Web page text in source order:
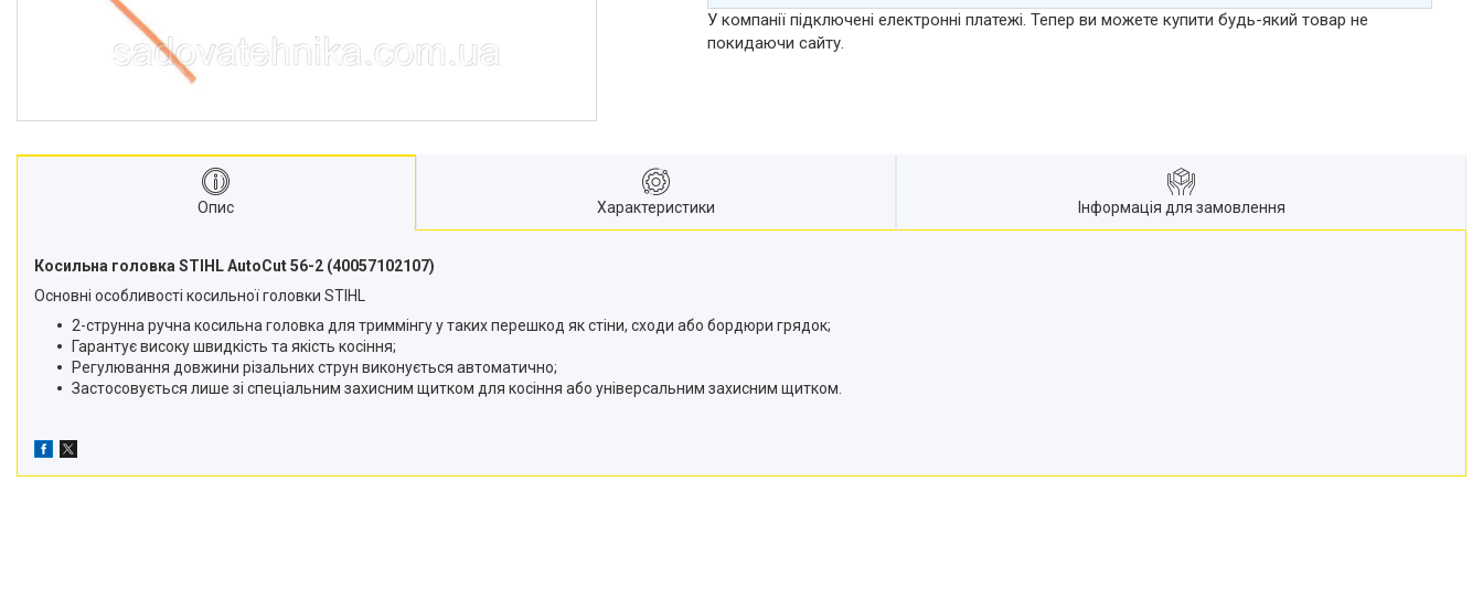
Мийки високого тискуху
Віброплити
Подрібнювачі гілок
Аксесуари
У компанії підключені електронні платежі. Тепер ви можете купити будь-який товар не
покидаючи сайту.
Опис Характеристики Інформація для замовлення
Косильна головка STIHL AutoCut 56-2 (40057102107)
Основні особливості косильної головки STIHL
2-струнна ручна косильна головка для триммінгу у таких перешкод як стіни, сходи або бордюри грядок;
Гарантує високу швидкість та якість косіння;
Регулювання довжини різальних струн виконується автоматично;
Застосовується лише зі спеціальним захисним щитком для косіння або універсальним захисним щитком.